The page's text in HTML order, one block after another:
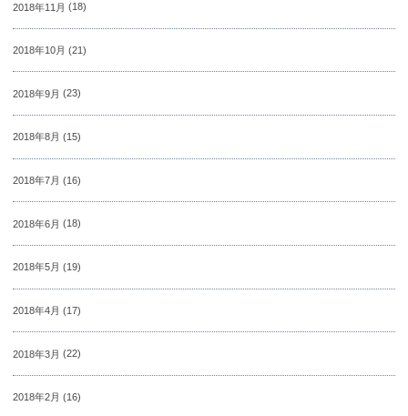
2018年11月 (18)
2018年10月 (21)
2018年9月 (23)
2018年8月 (15)
2018年7月 (16)
2018年6月 (18)
2018年5月 (19)
2018年4月 (17)
2018年3月 (22)
2018年2月 (16)